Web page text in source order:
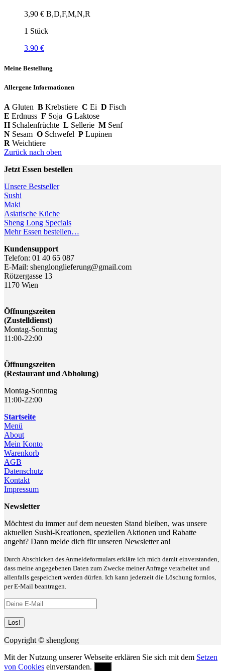
3,90 € B,D,F,M,N,R
1 Stück
3.90 €
Meine Bestellung
Allergene Informationen
A Gluten B Krebstiere C Ei D Fisch
E Erdnuss F Soja G Laktose
HSchalenfrüchte L Sellerie M Senf
N Sesam O Schwefel P Lupinen
R Weichtiere
Zurück nach oben
Jetzt Essen bestellen
Unsere Bestseller
Sushi
Maki
Asiatische Küche
Sheng Long Specials
Mehr Essen bestellen…
Kundensupport
Telefon: 01 40 65 087
E-Mail: shenglonglieferung@gmail.com
Rötzergasse 13
1170 Wien
Öffnungszeiten
(Zustelldienst)
Montag-Sonntag
11:00-22:00
Öffnungszeiten
(Restaurant und Abholung)
Montag-Sonntag
11:00-22:00
Startseite
Menü
About
Mein Konto
Warenkorb
AGB
Datenschutz
Kontakt
Impressum
Newsletter
Möchtest du immer auf dem neuesten Stand bleiben, was unsere
aktuellen Sushi-Kreationen, speziellen Aktionen und Rabatte
angeht? Dann melde dich für unseren Newsletter an!
Durch Abschicken des Anmeldeformulars erkläre ich mich damit einverstanden,
dass meine angegebenen Daten zum Zwecke meiner Anfrage verarbeitet und
allenfalls gespeichert werden dürfen. Ich kann jederzeit die Löschung formlos,
per E-Mail beantragen.
Copyright © shenglong
Mit der Nutzung unserer Webseite erklären Sie sich mit dem Setzen
von Cookies einverstanden.